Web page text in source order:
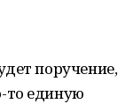
поручение,
то единую